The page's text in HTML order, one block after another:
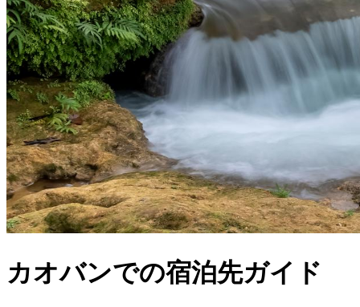
カオバンでの宿泊先ガイド